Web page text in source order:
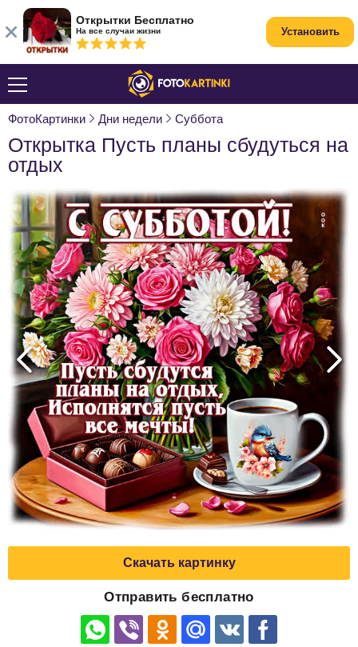
ФотоКартинки Дни недели Суббота
Открытка Пусть планы сбудуться на
отдых
Скачать картинку
Отправить бесплатно
Открытки Бесплатно
На все случаи жизни Установить